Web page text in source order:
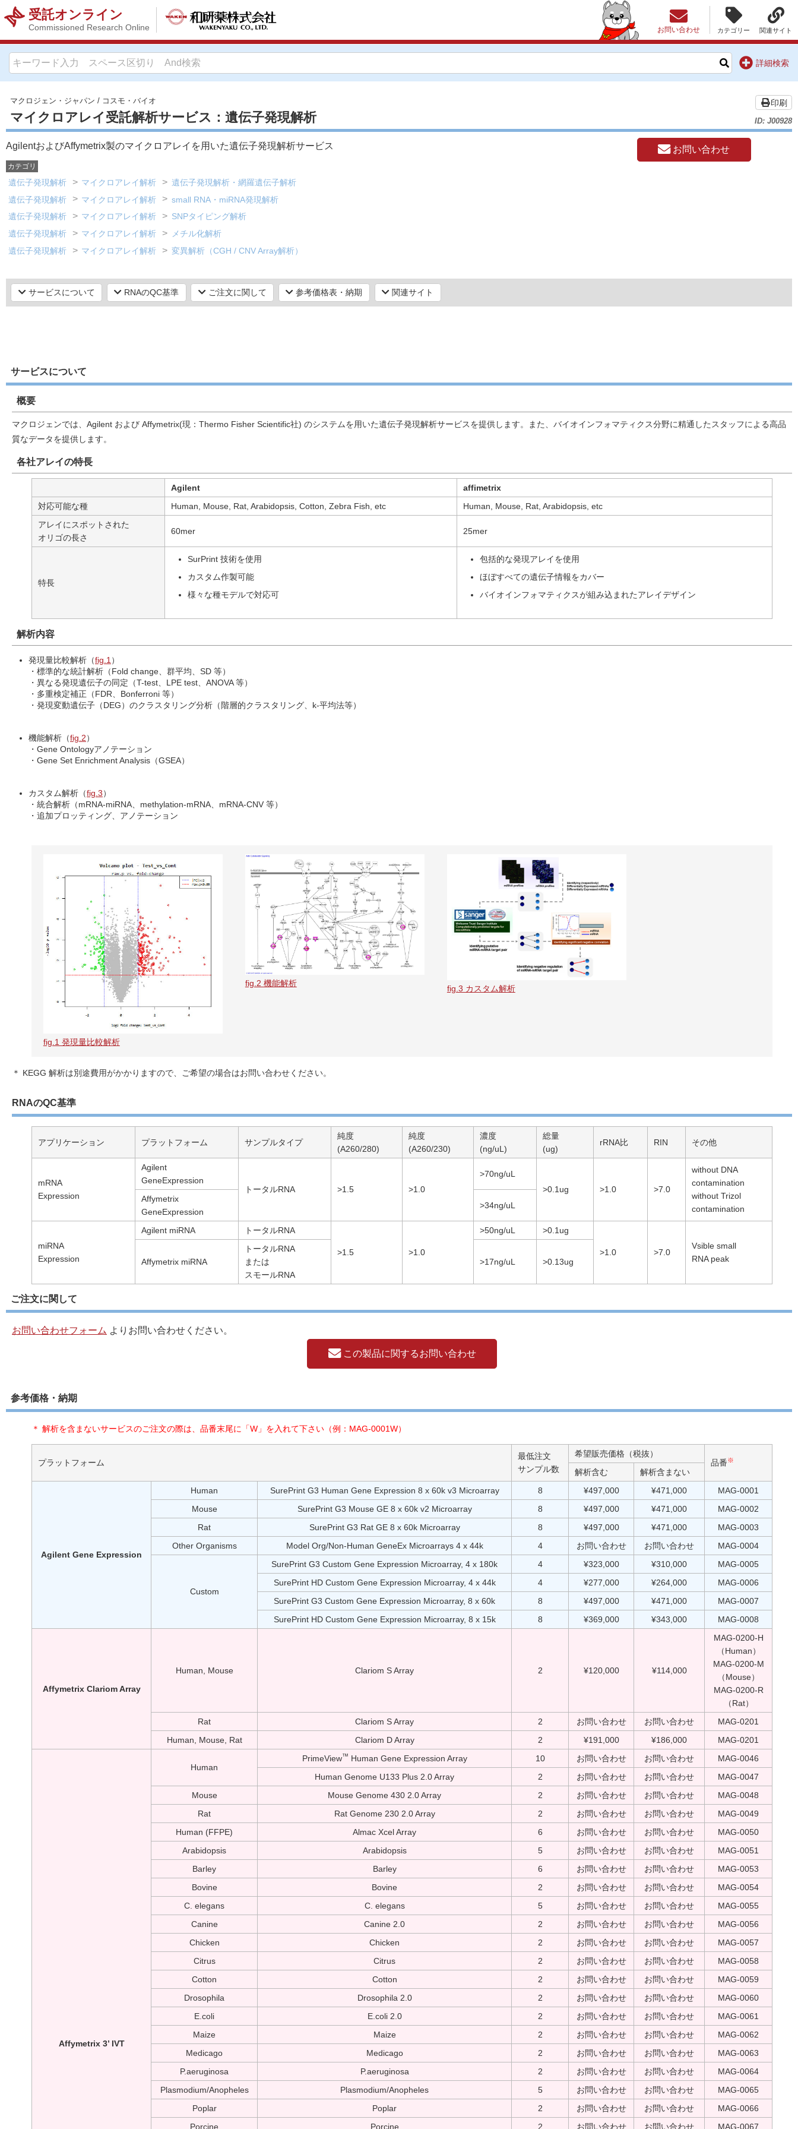
受託オンライン
Commissioned Research Online カテゴリー 関連サイト
お問い合わせ
詳細検索
マクロジェン・ジャパン / コスモ・バイオ
マイクロアレイ受託解析サービス：遺伝子発現解析 ID: J00928
印刷
AgilentおよびAffymetrix製のマイクロアレイを用いた遺伝子発現解析サービス お問い合わせ
カテゴリ
遺伝子発現解析 マイクロアレイ解析
遺伝子発現解析・網羅遺伝子解析
遺伝子発現解析
マイクロアレイ解析
small RNA・miRNA発現解析
遺伝子発現解析
マイクロアレイ解析
SNPタイピング解析
遺伝子発現解析
マイクロアレイ解析
メチル化解析
遺伝子発現解析
マイクロアレイ解析 変異解析（CGH / CNV Array解析）
サービスについて RNAのQC基準 ご注文に関して 参考価格表・納期 関連サイト
サービスについて
概要
マクロジェンでは、Agilent および Affymetrix(現：Thermo Fisher Scientific社) のシステムを用いた遺伝子発現解析サービスを提供します。また、バイオインフォマティクス分野に精通したスタッフによる高品
質なデータを提供します。
各社アレイの特長
Agilent
affimetrix
対応可能な種
Human, Mouse, Rat, Arabidopsis, Cotton, Zebra Fish, etc
Human, Mouse, Rat, Arabidopsis, etc
アレイにスポットされた
オリゴの長さ
60mer 25mer
特長
SurPrint 技術を使用
カスタム作製可能
様々な種モデルで対応可
包括的な発現アレイを使用
ほぼすべての遺伝子情報をカバー
バイオインフォマティクスが組み込まれたアレイデザイン
解析内容
発現量比較解析（fig.1 ）
・標準的な統計解析（Fold change、群平均、SD 等）
・異なる発現遺伝子の同定（T-test、LPE test、ANOVA 等）
・多重検定補正（FDR、Bonferroni 等）
・発現変動遺伝子（DEG）のクラスタリング分析（階層的クラスタリング、k-平均法等）
機能解析（fig.2）
・Gene Ontologyアノテーション
・Gene Set Enrichment Analysis（GSEA）
カスタム解析（fig.3）
・統合解析（mRNA-miRNA、methylation-mRNA、mRNA-CNV 等）
・追加プロッティング、アノテーション
fig.1 発現量比較解析
fig.2 機能解析
fig.3 カスタム解析
＊ KEGG 解析は別途費用がかかりますので、ご希望の場合はお問い合わせください。
RNAのQC基準
アプリケーション プラットフォーム サンプルタイプ
純度
(A260/280)
純度
(A260/230)
濃度
(ng/uL)
総量
(ug)
rRNA比 RIN その他
mRNA
Expression
Agilent
GeneExpression
トータルRNA
>1.5 >1.0
>70ng/uL
>0.1ug
>1.0 >7.0
without DNA
contamination
without Trizol
contamination
Affymetrix
GeneExpression
>34ng/uL
miRNA
Expression
Agilent miRNA トータルRNA
>1.5 >1.0
>50ng/uL >0.1ug
>1.0 >7.0
Vsible small
RNA peak
Affymetrix miRNA
トータルRNA
または
スモールRNA
>17ng/uL >0.13ug
ご注文に関して
お問い合わせフォーム よりお問い合わせください。
この製品に関するお問い合わせ
参考価格・納期
＊ 解析を含まないサービスのご注文の際は、品番末尾に「W」を入れて下さい（例：MAG-0001W）
プラットフォーム
最低注文
サンプル数
希望販売価格（税抜）
品番※
解析含む 解析含まない
Agilent Gene Expression
Human SurePrint G3 Human Gene Expression 8 x 60k v3 Microarray 8 ¥497,000 ¥471,000
MAG-0001
Mouse
SurePrint G3 Mouse GE 8 x 60k v2 Microarray 8 ¥497,000 ¥471,000
MAG-0002
Rat
SurePrint G3 Rat GE 8 x 60k Microarray 8 ¥497,000 ¥471,000
MAG-0003
Other Organisms
Model Org/Non-Human GeneEx Microarrays 4 x 44k 4 お問い合わせ お問い合わせ MAG-0004
Custom
SurePrint G3 Custom Gene Expression Microarray, 4 x 180k 4 ¥323,000 ¥310,000
MAG-0005
SurePrint HD Custom Gene Expression Microarray, 4 x 44k
4 ¥277,000 ¥264,000
MAG-0006
SurePrint G3 Custom Gene Expression Microarray, 8 x 60k
8 ¥497,000 ¥471,000
MAG-0007
SurePrint HD Custom Gene Expression Microarray, 8 x 15k
8 ¥369,000 ¥343,000 MAG-0008
Affymetrix Clariom Array
Human, Mouse Clariom S Array 2 ¥120,000 ¥114,000
MAG-0200-H
（Human）
MAG-0200-M
（Mouse）
MAG-0200-R
（Rat）
Rat
Clariom S Array 2 お問い合わせ お問い合わせ
MAG-0201
Human, Mouse, Rat
Clariom D Array 2 ¥191,000 ¥186,000 MAG-0201
Affymetrix 3’ IVT
Human
PrimeView™ Human Gene Expression Array 10 お問い合わせ お問い合わせ
MAG-0046
Human Genome U133 Plus 2.0 Array
2 お問い合わせ お問い合わせ
MAG-0047
Mouse
Mouse Genome 430 2.0 Array 2 お問い合わせ お問い合わせ
MAG-0048
Rat
Rat Genome 230 2.0 Array 2 お問い合わせ お問い合わせ
MAG-0049
Human (FFPE)
Almac Xcel Array 6 お問い合わせ お問い合わせ
MAG-0050
Arabidopsis
Arabidopsis 5 お問い合わせ お問い合わせ
MAG-0051
Barley
Barley 6 お問い合わせ お問い合わせ
MAG-0053
Bovine
Bovine 2 お問い合わせ お問い合わせ
MAG-0054
C. elegans
C. elegans 5 お問い合わせ お問い合わせ
MAG-0055
Canine
Canine 2.0 2 お問い合わせ お問い合わせ
MAG-0056
Chicken
Chicken 2 お問い合わせ お問い合わせ
MAG-0057
Citrus
Citrus 2 お問い合わせ お問い合わせ
MAG-0058
Cotton
Cotton 2 お問い合わせ お問い合わせ
MAG-0059
Drosophila
Drosophila 2.0 2 お問い合わせ お問い合わせ
MAG-0060
E.coli
E.coli 2.0 2 お問い合わせ お問い合わせ
MAG-0061
Maize
Maize 2 お問い合わせ お問い合わせ
MAG-0062
Medicago
Medicago 2 お問い合わせ お問い合わせ
MAG-0063
P.aeruginosa
P.aeruginosa 2 お問い合わせ お問い合わせ
MAG-0064
Plasmodium/Anopheles
Plasmodium/Anopheles 5 お問い合わせ お問い合わせ
MAG-0065
Poplar
Poplar 2 お問い合わせ お問い合わせ
MAG-0066
Porcine
Porcine 2 お問い合わせ お問い合わせ MAG-0067